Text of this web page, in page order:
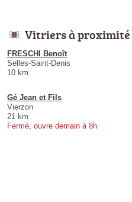
Vitriers à proximité
FRESCHI Benoît
Selles-Saint-Denis
10 km
Gé Jean et Fils
Vierzon
21 km
Fermé, ouvre demain à 8h